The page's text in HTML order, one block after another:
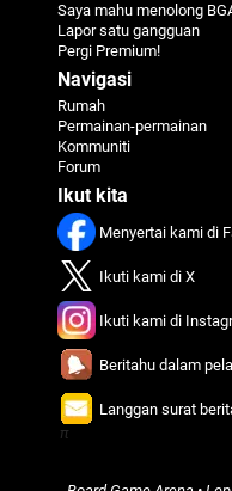
Saya mahu menolong
Lapor satu gangguan
Pergi Premium!
Navigasi
Rumah
Permainan-permainan
Kommuniti
Forum
Ikut kita
Menyertai kami di
Ikuti kami di X
Ikuti kami di
Beritahu dalam
Langgan surat
π